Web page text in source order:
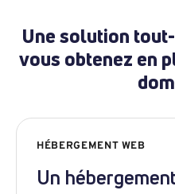
Une solution
vous obtenez en
HÉBERGEMENT WEB
Un